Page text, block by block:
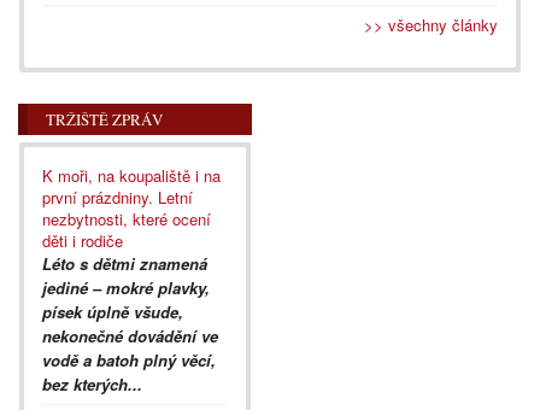
>> všechny články
TRŽIŠTĚ ZPRÁV
K moři, na koupaliště i na
první prázdniny. Letní
nezbytnosti, které ocení
děti i rodiče
Léto s dětmi znamená
jediné – mokré plavky,
písek úplně všude,
nekonečné dovádění ve
vodě a batoh plný věcí,
bez kterých...